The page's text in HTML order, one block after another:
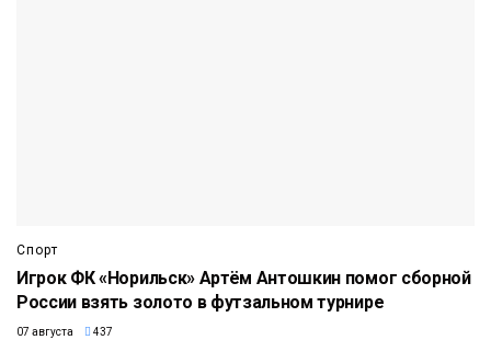
Спорт
Игрок ФК «Норильск» Артём Антошкин помог сборной
России взять золото в футзальном турнире
07 августа 437